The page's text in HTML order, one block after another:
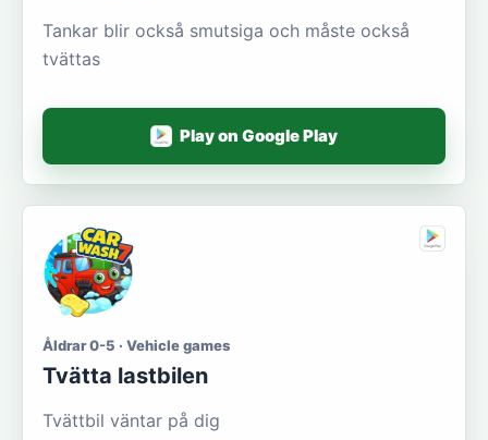
Tankar blir också smutsiga och måste också
tvättas
Play on Google Play
Åldrar 0-5 · Vehicle games
Tvätta lastbilen
Tvättbil väntar på dig